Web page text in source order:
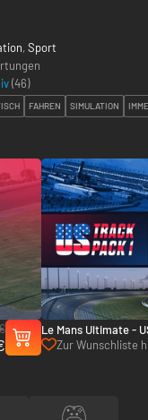
, Sport
(46)
FAHREN SIMULATION
Le Mans Ultimate -
PC (Steam)
Zur Wunschliste